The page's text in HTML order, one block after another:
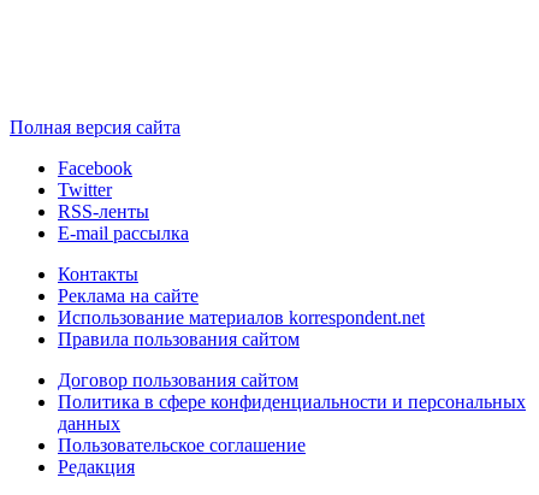
Полная версия сайта
Facebook
Twitter
RSS-ленты
E-mail рассылка
Контакты
Реклама на сайте
Использование материалов korrespondent.net
Правила пользования сайтом
Договор пользования сайтом
Политика в сфере конфиденциальности и персональных
данных
Пользовательское соглашение
Редакция